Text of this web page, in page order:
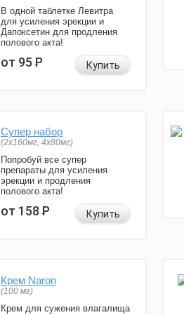
В одной таблетке Левитра
для усиления эрекции и
Дапоксетин для продления
полового акта!
от 95Р Купить
Супер набор
(2х160мг, 4х80мг)
Попробуй все супер
препараты для усиления
эрекции и продления
полового акта!
от 158Р Купить
Крем Naron
(100 мг)
Крем для сужения влагалища